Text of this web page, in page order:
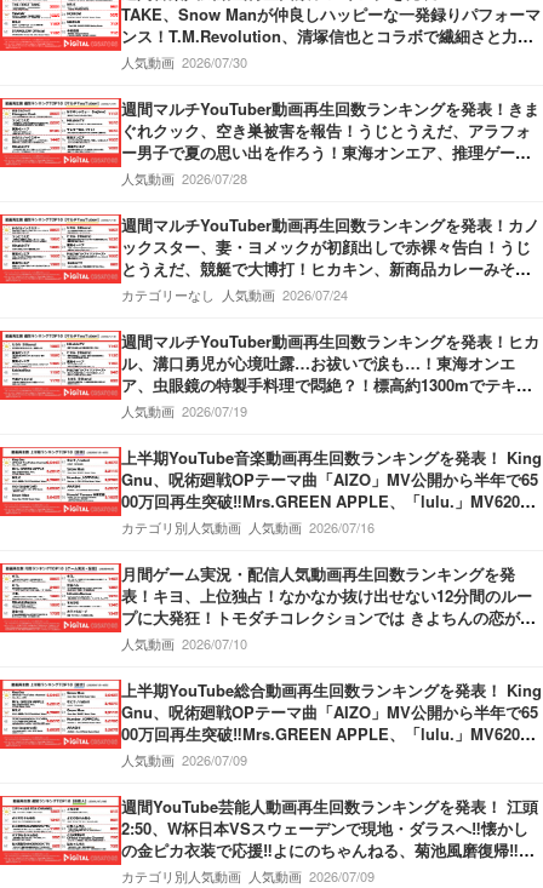
TAKE、Snow Manが仲良しハッピーな一発録りパフォーマ
ンス！T.M.Revolution、清塚信也とコラボで繊細さと力強
さ持ったパフォーマンスを披露！Vaundy、甲子園応援ソン
人気動画 2026/07/30
週間マルチYouTuber動画再生回数ランキングを発表！きま
ぐれクック、空き巣被害を報告！うじとうえだ、アラフォ
ー男子で夏の思い出を作ろう！東海オンエア、推理ゲーム
でミラクル勃発！
人気動画 2026/07/28
週間マルチYouTuber動画再生回数ランキングを発表！カノ
ックスター、妻・ヨメックが初顔出しで赤裸々告白！うじ
とうえだ、競艇で大博打！ヒカキン、新商品カレーみそき
んの発売開始を報告！
カテゴリーなし 人気動画 2026/07/24
週間マルチYouTuber動画再生回数ランキングを発表！ヒカ
ル、溝口勇児が心境吐露…お祓いで涙も…！東海オンエ
ア、虫眼鏡の特製手料理で悶絶？！標高約1300mでテキー
ラがぶ飲み…果たしてどちらが酔うのか？！
人気動画 2026/07/19
上半期YouTube音楽動画再生回数ランキングを発表！ King
Gnu、呪術廻戦OPテーマ曲「AIZO」MV公開から半年で65
00万回再生突破‼Mrs.GREEN APPLE、「lulu.」MV6200
万回再生突破‼M!LK、「爆裂愛してる」第3位獲得‼
カテゴリ別人気動画 人気動画 2026/07/16
月間ゲーム実況・配信人気動画再生回数ランキングを発
表！キヨ、上位独占！なかなか抜け出せない12分間のルー
プに大発狂！トモダチコレクションでは きよちんの恋が動
き出す！盲目少女をぬいぐるみを使って救うホラーゲーム
人気動画 2026/07/10
上半期YouTube総合動画再生回数ランキングを発表！ King
Gnu、呪術廻戦OPテーマ曲「AIZO」MV公開から半年で65
00万回再生突破‼Mrs.GREEN APPLE、「lulu.」MV6200
万回再生突破‼M!LK、「爆裂愛してる」第3位獲得‼
人気動画 2026/07/09
週間YouTube芸能人動画再生回数ランキングを発表！ 江頭
2:50、W杯日本VSスウェーデンで現地・ダラスへ‼懐かし
の金ピカ衣装で応援‼よにのちゃんねる、菊池風磨復帰‼神
楽坂のてんぷらの名店へ！捨て猫オーディション最終回公
カテゴリ別人気動画 人気動画 2026/07/09